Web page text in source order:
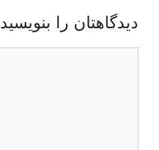
دیدگاهتان را بنویسید